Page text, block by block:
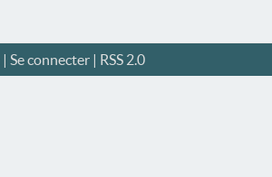
| Se connecter| RSS 2.0